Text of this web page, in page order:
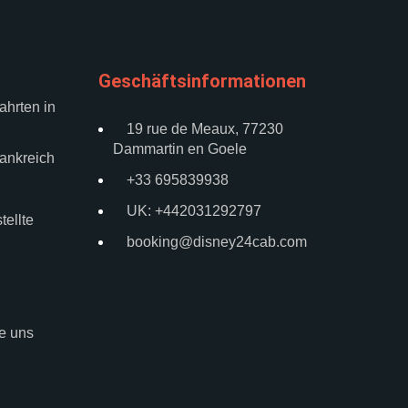
in
uns
Geschäftsinformationen
19 rue de Meaux, 77230
Dammartin en Goele
+33 695839938
UK: +442031292797
booking@disney24cab.com